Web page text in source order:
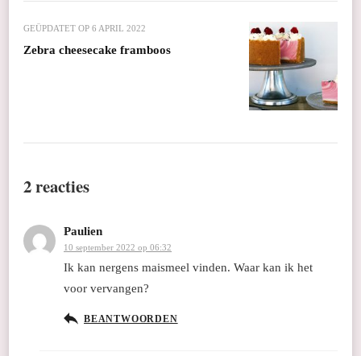
GEÜPDATET OP 6 APRIL 2022
Zebra cheesecake framboos
2 reacties
Paulien
10 september 2022 op 06:32
Ik kan nergens maismeel vinden. Waar kan ik het
voor vervangen?
BEANTWOORDEN